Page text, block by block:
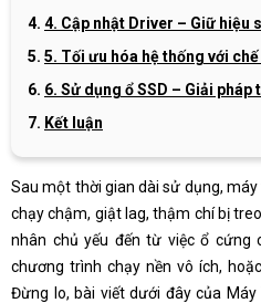
4. Cập nhật Driver – Giữ hiệu
5. Tối ưu hóa hệ thống với
6. Sử dụng ổ SSD – Giải
Kết luận
Sau một thời gian dài sử dụng,
chạy chậm, giật lag, thậm chí bị
nhân chủ yếu đến từ việc ổ cứng
chương trình chạy nền vô ích,
Đừng lo, bài viết dưới đây của